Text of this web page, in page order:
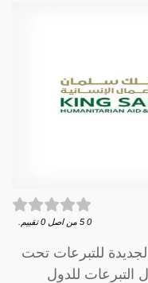
0
5 من اصل 0 تقييم.
للتبرعات تحت
التبرعات للدول